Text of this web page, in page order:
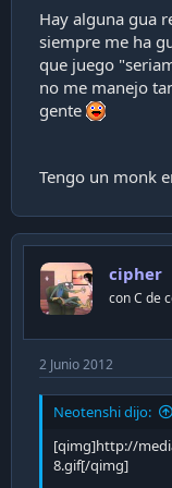
Hay alguna gua
siempre me ha
que juego
no me manejo
gente
Tengo un monk
cipher
con C de
2 Junio 2012
Neotenshi dijo:
[qimg]http://
8.gif[/qimg]